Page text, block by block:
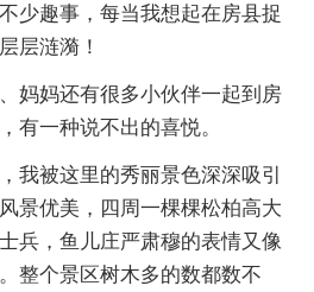
少趣事，每当我想起在房县捉
层涟漪！
妈妈还有很多小伙伴一起到房
有一种说不出的喜悦。
我被这里的秀丽景色深深吸引
景优美，四周一棵棵松柏高大
兵，鱼儿庄严肃穆的表情又像
整个景区树木多的数都数不